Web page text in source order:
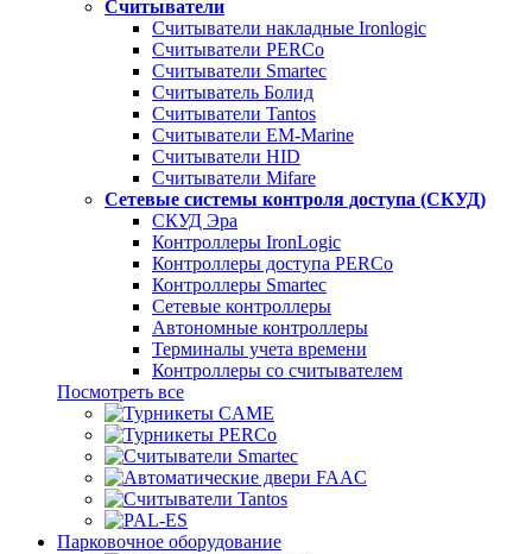
Считыватели
Считыватели накладные Ironlogic
Считыватели PERCo
Считыватели Smartec
Считыватель Болид
Считыватели Tantos
Считыватели EM-Marine
Считыватели HID
Считыватели Mifare
Сетевые системы контроля доступа (СКУД)
СКУД Эра
Контроллеры IronLogic
Контроллеры доступа PERCo
Контроллеры Smartec
Сетевые контроллеры
Автономные контроллеры
Терминалы учета времени
Контроллеры со считывателем
Посмотреть все
Парковочное оборудование